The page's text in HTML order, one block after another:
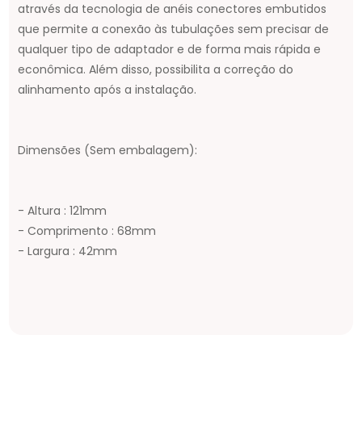
através da tecnologia de anéis conectores embutidos
que permite a conexão às tubulações sem precisar de
qualquer tipo de adaptador e de forma mais rápida e
econômica. Além disso, possibilita a correção do
alinhamento após a instalação.
Dimensões (Sem embalagem):
- Altura : 121mm
- Comprimento : 68mm
- Largura : 42mm